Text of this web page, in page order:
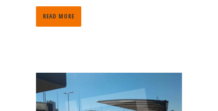
READ MORE